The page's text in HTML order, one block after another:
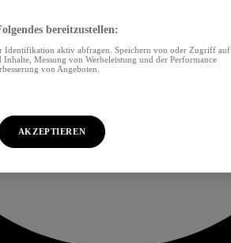
bereitzustellen:
Identifikation aktiv abfragen. Speichern von oder Zugriff auf
Messung von Werbeleistung und der Performance
von Angeboten.
AKZEPTIEREN